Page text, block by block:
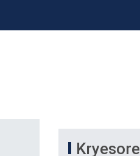
Kryesore